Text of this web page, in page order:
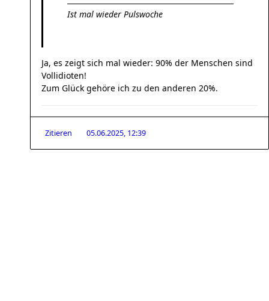
Ist mal wieder Pulswoche
Ja, es zeigt sich mal wieder: 90% der Menschen sind
Vollidioten!
Zum Glück gehöre ich zu den anderen 20%.
Zitieren 05.06.2025, 12:39